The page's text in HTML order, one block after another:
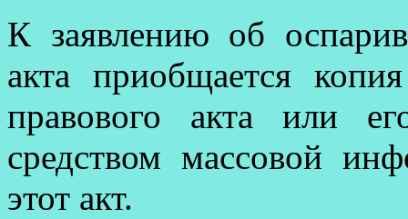
К заявлению об
акта приобщается
правового акта или
средством массовой
этот акт.